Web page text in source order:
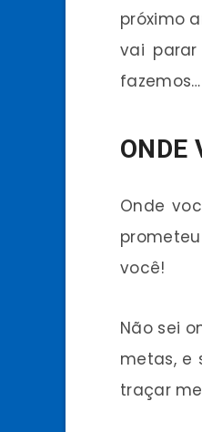
próximo
vai
ONDE
Onde
você!
Não sei
metas, e
traçar